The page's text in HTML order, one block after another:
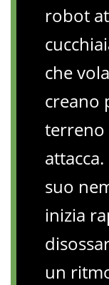
robot
che
creano
terreno
suo
inizia
un